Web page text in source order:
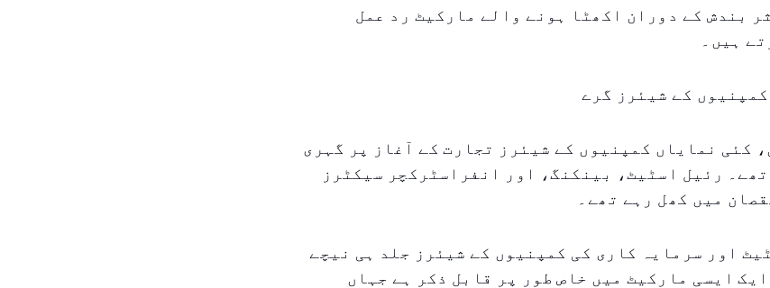
بندش کے دوران اکھٹا ہونے والے مارکیٹ رد عمل
ہیں۔
کے شیئرز گرے
کئی نمایاں کمپنیوں کے شیئرز تجارت کے آغاز پر گہری
رئیل اسٹیٹ، بینکنگ، اور انفراسٹرکچر سیکٹرز
میں کھل رہے تھے۔
اور سرمایہ کاری کی کمپنیوں کے شیئرز جلد ہی نیچے
ایسی مارکیٹ میں خاص طور پر قابل ذکر ہے جہاں